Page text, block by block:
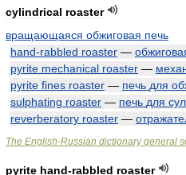
cylindrical roaster
вращающаяся обжиговая печь
hand-rabbled roaster —
pyrite mechanical roaster —
pyrite fines roaster — печь для
sulphating roaster — печь для
reverberatory roaster —
The English-Russian dictionary general
pyrite hand-rabbled roaster